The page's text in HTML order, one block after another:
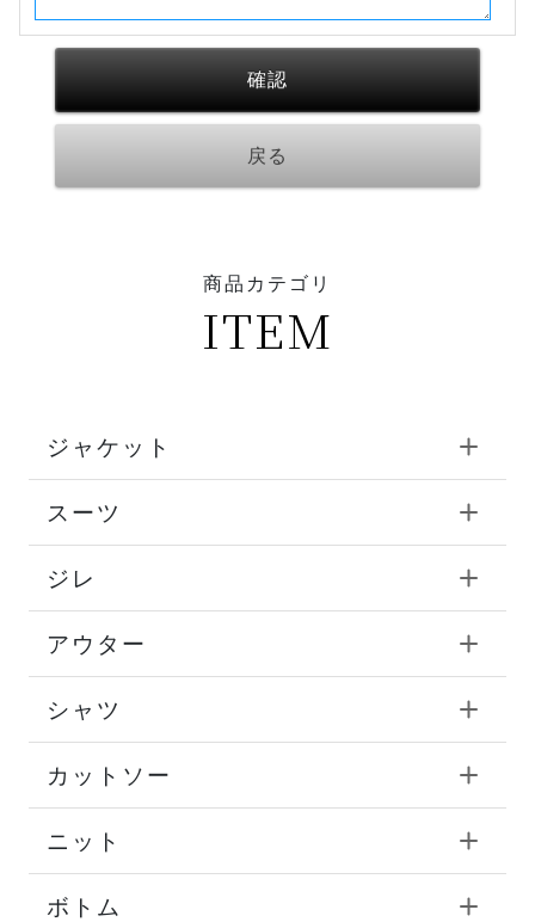
商品カテゴリ
ITEM
ジャケット
スーツ
ジレ
アウター
シャツ
カットソー
ニット
ボトム